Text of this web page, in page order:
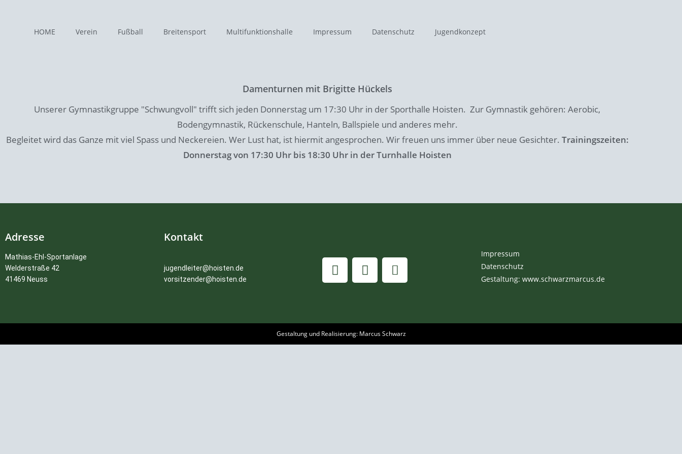
HOME Verein Fußball Breitensport Multifunktionshalle Impressum Datenschutz Jugendkonzept
Damenturnen mit Brigitte Hückels
Unserer Gymnastikgruppe "Schwungvoll" trifft sich jeden Donnerstag um 17:30 Uhr in der Sporthalle Hoisten. Zur Gymnastik gehören: Aerobic,
Bodengymnastik, Rückenschule, Hanteln, Ballspiele und anderes mehr.
Begleitet wird das Ganze mit viel Spass und Neckereien. Wer Lust hat, ist hiermit angesprochen. Wir freuen uns immer über neue Gesichter. Trainingszeiten:
Donnerstag von 17:30 Uhr bis 18:30 Uhr in der Turnhalle Hoisten
Adresse
Mathias-Ehl-Sportanlage
Welderstraße 42
41469 Neuss
Kontakt
jugendleiter@hoisten.de
vorsitzender@hoisten.de
Impressum
Datenschutz
Gestaltung: www.schwarzmarcus.de
Gestaltung und Realisierung: Marcus Schwarz